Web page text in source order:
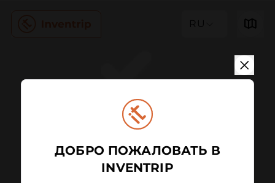
RU
ДОБРО ПОЖАЛОВАТЬ В
INVENTRIP